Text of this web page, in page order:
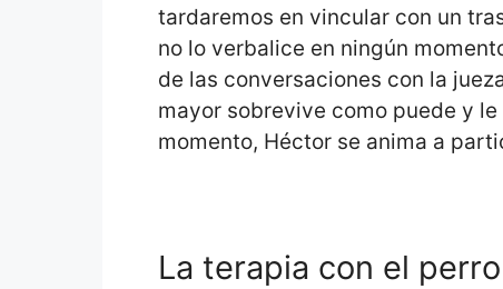
tardaremos en vincular con un
no lo verbalice en ningún
de las conversaciones con la
mayor sobrevive como puede y
momento, Héctor se anima a
La terapia con el